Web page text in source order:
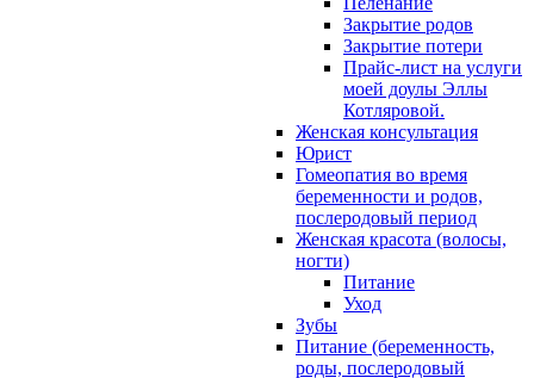
Закрытие родов
Закрытие потери
Прайс-лист на услуги
моей доулы Эллы
Котляровой.
Женская консультация
Юрист
Гомеопатия во время
беременности и родов,
послеродовый период
Женская красота (волосы,
ногти)
Питание
Уход
Зубы
Питание (беременность,
роды, послеродовый